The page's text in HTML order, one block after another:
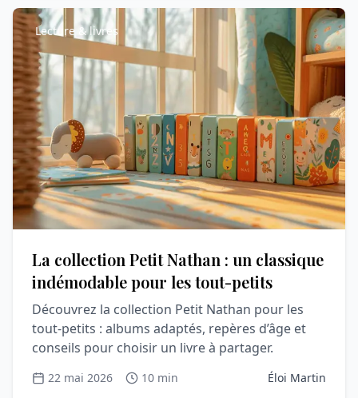
Lecture & livres
La collection Petit Nathan : un classique
indémodable pour les tout-petits
Découvrez la collection Petit Nathan pour les
tout-petits : albums adaptés, repères d’âge et
conseils pour choisir un livre à partager.
22 mai 2026 10 min Éloi Martin